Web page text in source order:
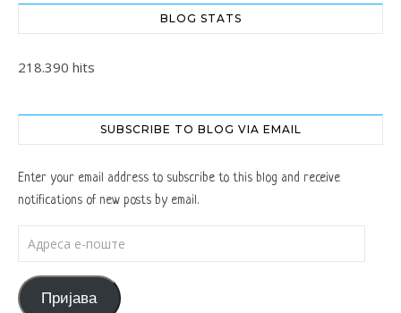
BLOG STATS
218.390 hits
SUBSCRIBE TO BLOG VIA EMAIL
Enter your email address to subscribe to this blog and receive
notifications of new posts by email.
Пријава